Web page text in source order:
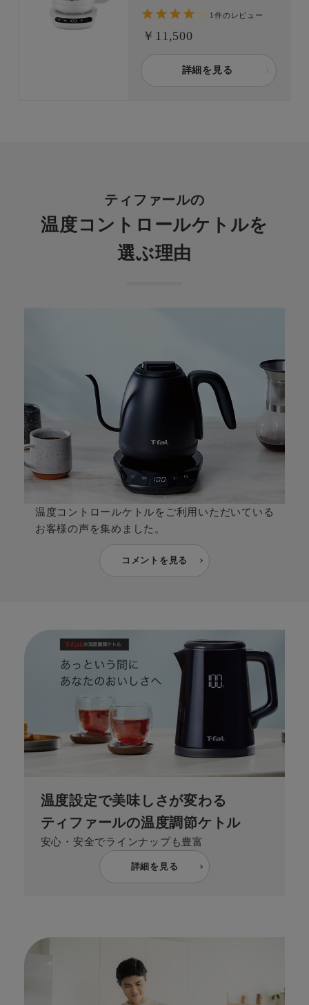
たの「美味しい」がきっと見
つかる。 「転倒してもお湯
騰時に注ぎ口から蒸気が出に
くい「省スチーム設計」で、
安全面もしっかり配慮。
1件のレビュー
￥11,500
詳細を見る
ティファールの
温度コントロールケトルを
選ぶ理由
温度コントロールケトルをご利用いただいている
お客様の声を集めました。
コメントを見る
温度設定で美味しさが変わる
ティファールの温度調節ケトル
安心・安全でラインナップも豊富
詳細を見る